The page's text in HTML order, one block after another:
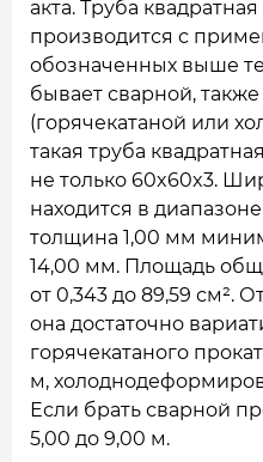
акта. Труба
производится с
обозначенных выше
бывает сварной,
(горячекатаной или
такая труба
не только 60x60x3.
находится в
толщина 1,00 мм
14,00 мм. Площадь
от 0,343 до 89,59 см².
она достаточно
горячекатаного
м,
Если брать сварной
5,00 до 9,00 м.